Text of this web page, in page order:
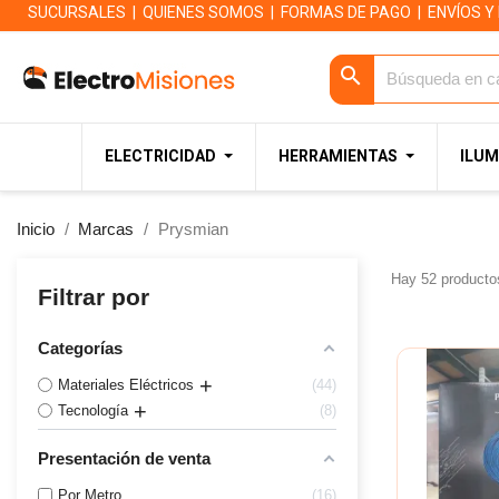
SUCURSALES QUIENES SOMOS FORMAS DE PAGO ENVÍOS
search
ELECTRICIDAD HERRAMIENTAS
Inicio Marcas Prysmian
Filtrar por
Categorías
Materiales Eléctricos
44
Tecnología
8
Presentación de venta
Por Metro
16
Hay 52